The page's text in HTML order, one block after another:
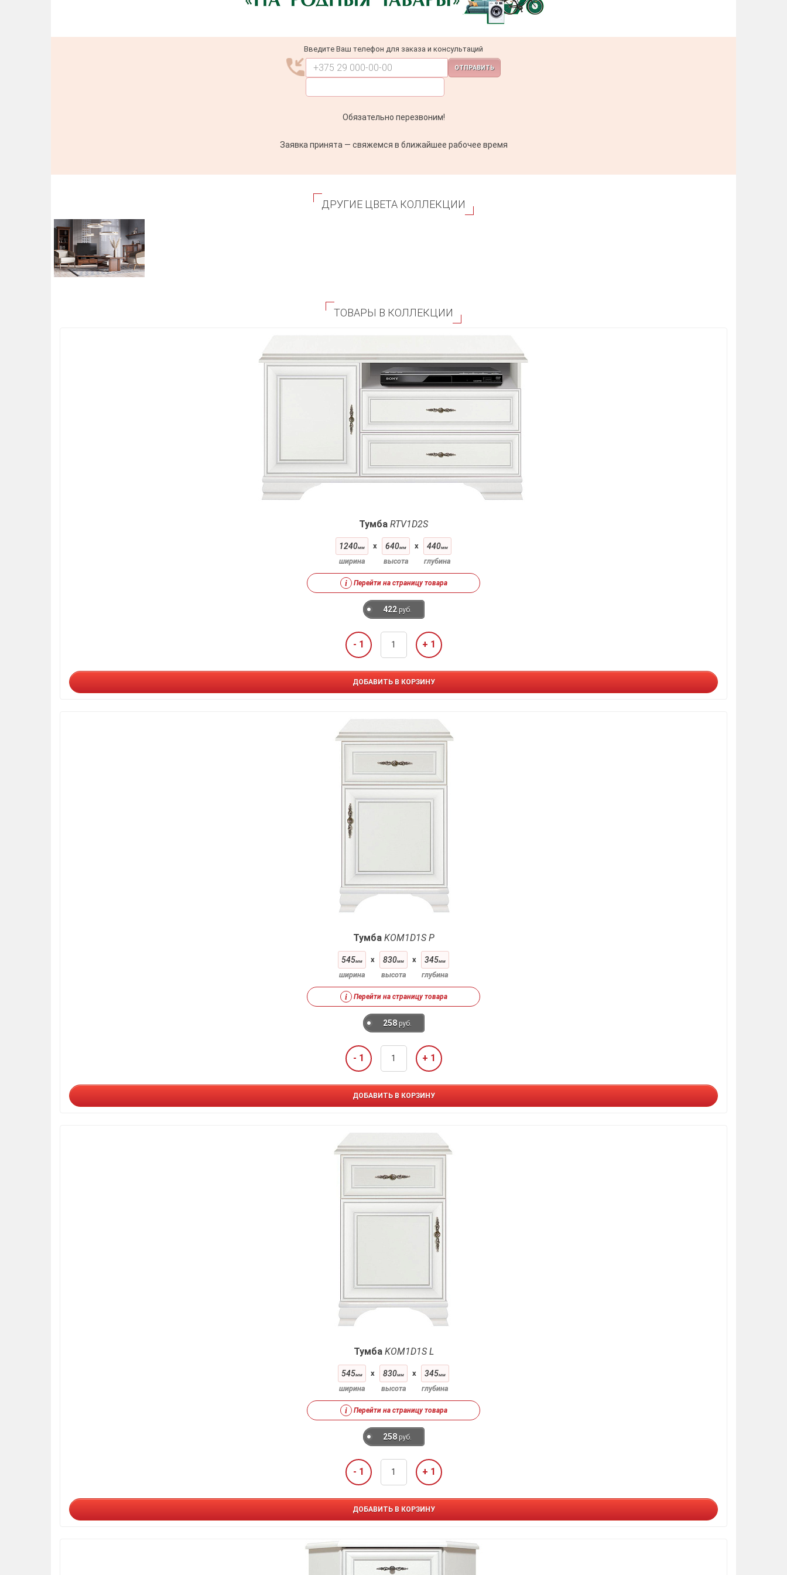
Введите Ваш телефон для заказа и консультаций
ОТПРАВИТЬ
Обязательно перезвоним!
Заявка принята — свяжемся в ближайшее рабочее время
ДРУГИЕ ЦВЕТА КОЛЛЕКЦИИ
ТОВАРЫ В КОЛЛЕКЦИИ
Тумба RTV1D2S
1240мм
ширина
x 640мм
высота
x 440мм
глубина
i Перейти на страницу товара
422 руб.
- 1 + 1
ДОБАВИТЬ В КОРЗИНУ
Тумба KOM1D1S P
545мм
ширина
x 830мм
высота
x 345мм
глубина
i Перейти на страницу товара
258 руб.
- 1 + 1
ДОБАВИТЬ В КОРЗИНУ
Тумба KOM1D1S L
545мм
ширина
x 830мм
высота
x 345мм
глубина
i Перейти на страницу товара
258 руб.
- 1 + 1
ДОБАВИТЬ В КОРЗИНУ